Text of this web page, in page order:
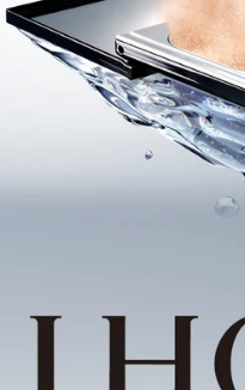
Serum
Cream
Other tools